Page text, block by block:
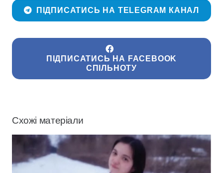
ПІДПИСАТИСЬ НА TELEGRAM КАНАЛ
ПІДПИСАТИСЬ НА FACEBOOK
СПІЛЬНОТУ
Схожі матеріали